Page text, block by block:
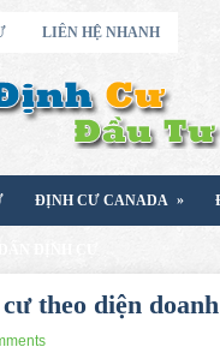
LIÊN HỆ NHANH
ĐỊNH CƯ CANADA »
theo diện